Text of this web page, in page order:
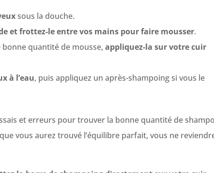
sous la douche.
et frottez-le entre vos mains pour faire mousser.
quantité de mousse, appliquez-la sur votre cuir
à l’eau, puis appliquez un après-shampoing si vous le
et erreurs pour trouver la bonne quantité de
vous aurez trouvé l’équilibre parfait, vous ne